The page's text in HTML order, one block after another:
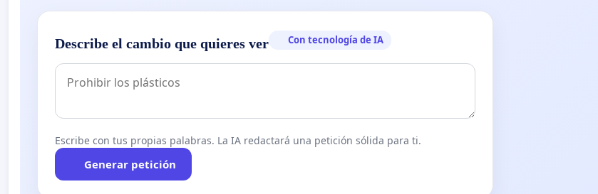
Describe el cambio que quieres ver Con tecnología de IA
Escribe con tus propias palabras. La IA redactará una petición sólida para ti.
Generar petición